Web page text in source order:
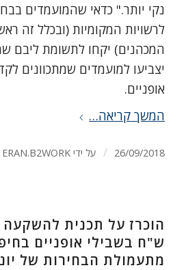
נקי יותר." כדאי שהמועמדים
לרשויות המקומיות (ובכלל זה
המכהנים) יקחו לתשומת ליבם
יצביעו למועמדים שמתכוונים
אופניים.
המשך קריאה…
26/09/2018
/ על ידי ERAN.B2WORK
ש"ח בשבילי אופניים
מתעמולת הבחירות של